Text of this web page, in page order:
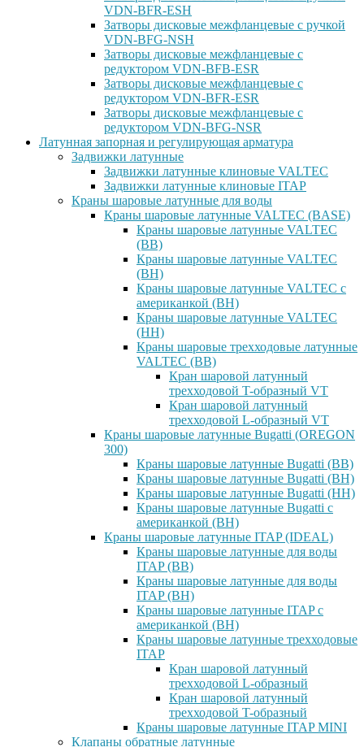
VDN-BFR-ESH
Затворы дисковые межфланцевые с ручкой
VDN-BFG-NSH
Затворы дисковые межфланцевые с
редуктором VDN-BFB-ESR
Затворы дисковые межфланцевые с
редуктором VDN-BFR-ESR
Затворы дисковые межфланцевые с
редуктором VDN-BFG-NSR
Латунная запорная и регулирующая арматура
Задвижки латунные
Задвижки латунные клиновые VALTEC
Задвижки латунные клиновые ITAP
Краны шаровые латунные для воды
Краны шаровые латунные VALTEC (BASE)
Краны шаровые латунные VALTEC
(ВВ)
Краны шаровые латунные VALTEC
(ВН)
Краны шаровые латунные VALTEC с
американкой (ВН)
Краны шаровые латунные VALTEC
(НН)
Краны шаровые трехходовые латунные
VALTEC (ВВ)
Кран шаровой латунный
трехходовой T-образный VT
Кран шаровой латунный
трехходовой L-образный VT
Краны шаровые латунные Bugatti (OREGON
300)
Краны шаровые латунные Bugatti (ВВ)
Краны шаровые латунные Bugatti (ВН)
Краны шаровые латунные Bugatti (НН)
Краны шаровые латунные Bugatti с
американкой (ВН)
Краны шаровые латунные ITAP (IDEAL)
Краны шаровые латунные для воды
ITAP (ВВ)
Краны шаровые латунные для воды
ITAP (ВН)
Краны шаровые латунные ITAP с
американкой (ВН)
Краны шаровые латунные трехходовые
ITAP
Кран шаровой латунный
трехходовой L-образный
Кран шаровой латунный
трехходовой T-образный
Краны шаровые латунные ITAP MINI
Клапаны обратные латунные